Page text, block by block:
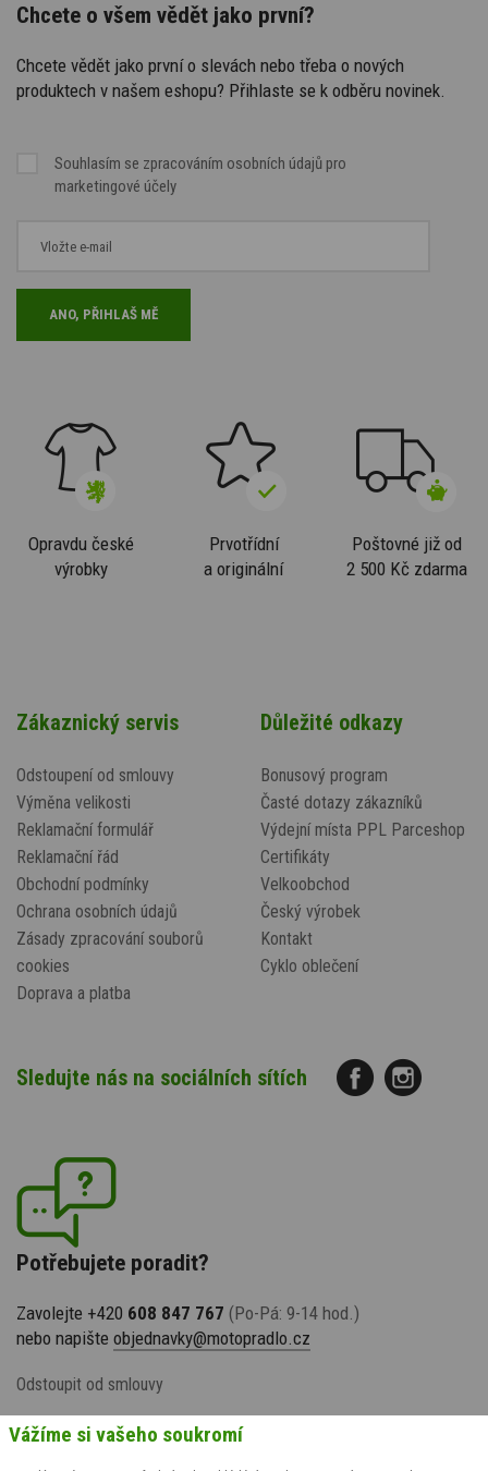
Chcete o všem vědět jako první?
Chcete vědět jako první o slevách nebo třeba o nových
produktech v našem eshopu? Přihlaste se k odběru novinek.
Souhlasím se zpracováním osobních údajů pro
marketingové účely
Opravdu české
výrobky
Prvotřídní
a originální
Poštovné již od
2 500 Kč zdarma
Zákaznický servis
Odstoupení od smlouvy
Výměna velikosti
Reklamační formulář
Reklamační řád
Obchodní podmínky
Ochrana osobních údajů
Zásady zpracování souborů
cookies
Doprava a platba
Důležité odkazy
Bonusový program
Časté dotazy zákazníků
Výdejní místa PPL Parceshop
Certifikáty
Velkoobchod
Český výrobek
Kontakt
Cyklo oblečení
Sledujte nás na sociálních sítích
Potřebujete poradit?
Zavolejte +420 608 847 767 (Po-Pá: 9-14 hod.)
nebo napište objednavky@motopradlo.cz
Odstoupit od smlouvy
Vážíme si vašeho soukromí